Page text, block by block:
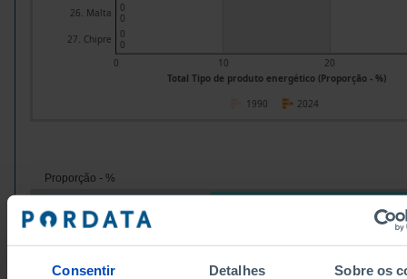
Consentir Detalhes Sobre os
Total Tipo de produto energético (Proporção - %)
0 10 20
26. Malta
27. Chipre
0
0
0
0
2024
1990
Proporção - %
sólidos